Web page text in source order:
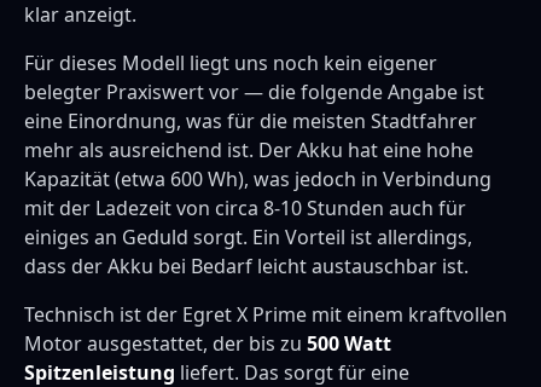
klar anzeigt.
Für dieses Modell liegt uns noch kein eigener
belegter Praxiswert vor — die folgende Angabe ist
eine Einordnung, was für die meisten Stadtfahrer
mehr als ausreichend ist. Der Akku hat eine hohe
Kapazität (etwa 600 Wh), was jedoch in Verbindung
mit der Ladezeit von circa 8-10 Stunden auch für
einiges an Geduld sorgt. Ein Vorteil ist allerdings,
dass der Akku bei Bedarf leicht austauschbar ist.
Technisch ist der Egret X Prime mit einem kraftvollen
Motor ausgestattet, der bis zu 500 Watt
Spitzenleistung liefert. Das sorgt für eine